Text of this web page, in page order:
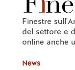
Finestre
del settore e
online anche
News